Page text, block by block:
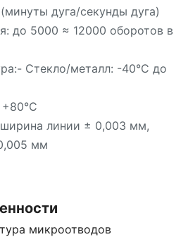
(минуты дуга/секунды дуга)
до 5000 ≈ 12000 оборотов в
Стекло/металл: -40°C до
линии ± 0,003 мм,
мм
микроотводов